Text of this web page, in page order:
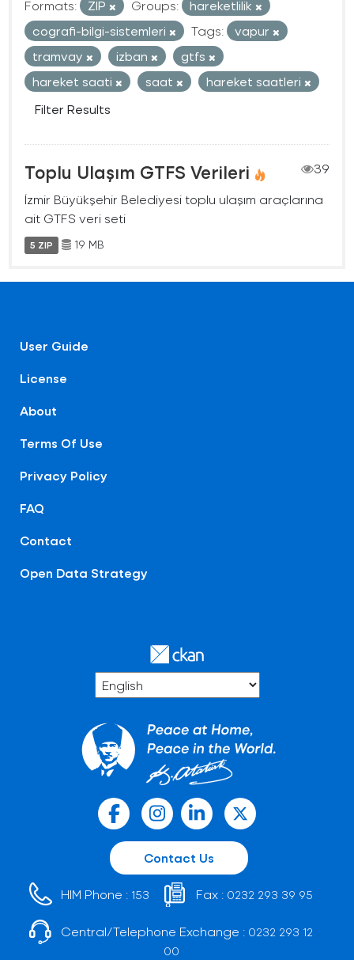
Formats:
ZIP Groups:
hareketlilik
cografi-bilgi-sistemleri
Tags:
vapur
tramvay
izban
gtfs
hareket saati
saat
hareket saatleri
Filter Results
Toplu Ulaşım GTFS Verileri
39
İzmir Büyükşehir Belediyesi toplu ulaşım araçlarına
ait GTFS veri seti
5 ZIP 19 MB
User Guide
License
About
Terms Of Use
Privacy Policy
FAQ
Contact
Open Data Strategy
Contact Us
HIM Phone : 153 Fax : 0232 293 39 95
Central/Telephone Exchange : 0232 293 12
00